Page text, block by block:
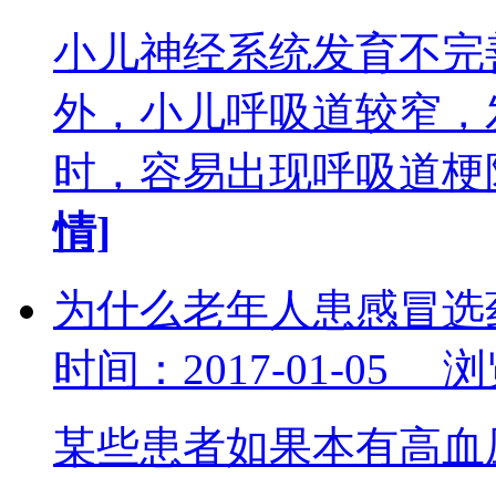
小儿神经系统发育不
外，小儿呼吸道较窄
时，容易出现呼吸道
情]
为什么老年人患感冒
时间：2017-01-05 浏
某些患者如果本有高